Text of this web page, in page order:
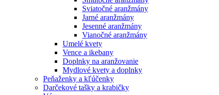
Sviatočné aranžmány
Jarné aranžmány
Jesenné aranžmány
Vianočné aranžmány
Umelé kvety
Vence a ikebany
Doplnky na aranžovanie
Mydlové kvety a doplnky
Peňaženky a kľúčenky
Darčekové tašky a krabičky